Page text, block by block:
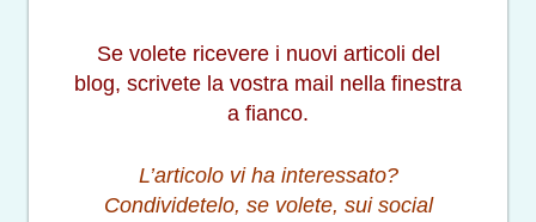
Se volete ricevere i nuovi articoli del
blog, scrivete la vostra mail nella finestra
a fianco.
L’articolo vi ha interessato?
Condividetelo, se volete, sui social